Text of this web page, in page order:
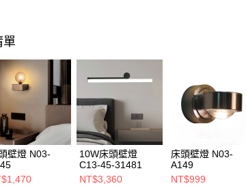
單
壁燈 N03-
10W床頭壁燈
C13-45-31481
NT$3,360
床頭壁燈 N03-
A149
NT$999